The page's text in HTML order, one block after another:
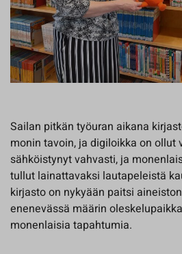
Sailan pitkän työuran aikana
monin tavoin, ja digiloikka on ollut
sähköistynyt vahvasti, ja
tullut lainattavaksi lautapeleistä
kirjasto on nykyään paitsi
enenevässä määrin
monenlaisia tapahtumia.